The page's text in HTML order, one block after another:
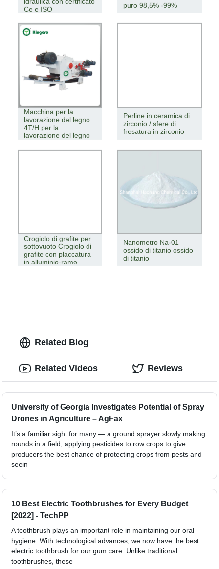
Ce e ISO
puro 98,5% -99%
Macchina per la
lavorazione del legno
4T/H per la
lavorazione del legno
Perline in ceramica di
zirconio / sfere di
fresatura in zirconio
Crogiolo di grafite per
sottovuoto Crogiolo di
grafite con placcatura
in alluminio-rame
Nanometro Na-01
ossido di titanio ossido
di titanio
Related Blog
University of Georgia Investigates Potential of Spray
Drones in Agriculture – AgFax
It’s a familiar sight for many — a ground sprayer slowly making
rounds in a field, applying pesticides to row crops to give
producers the best chance of protecting crops from pests and
seein
10 Best Electric Toothbrushes for Every Budget
[2022] - TechPP
A toothbrush plays an important role in maintaining our oral
hygiene. With technological advances, we now have the best
electric toothbrush for our gum care. Unlike traditional
toothbrushes, these
Related Videos Reviews